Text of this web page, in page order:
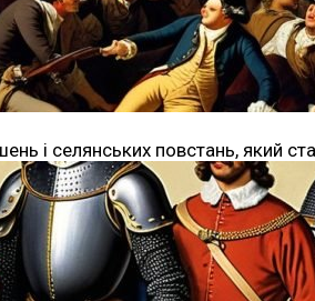
і селянських повстань, який